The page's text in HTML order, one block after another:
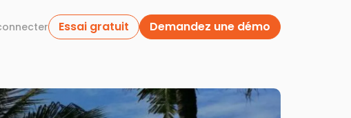
Essai gratuit Demandez une démo